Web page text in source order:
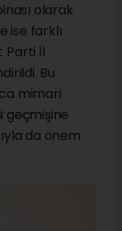
olarak
ise farklı
Parti İl
Bu
mimari
geçmişine
da önem